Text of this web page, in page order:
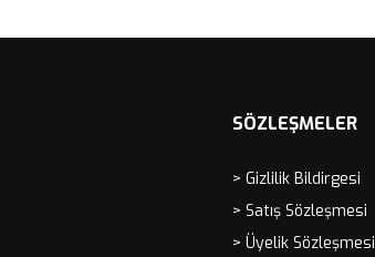
SÖZLEŞMELER
> Gizlilik Bildirgesi
> Satış Sözleşmesi
> Üyelik Sözleşmesi